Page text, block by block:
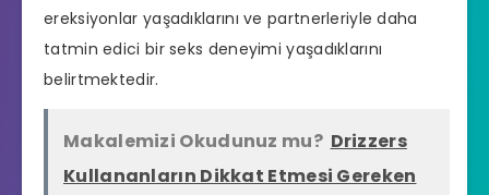
ereksiyonlar yaşadıklarını ve partnerleriyle daha
tatmin edici bir seks deneyimi yaşadıklarını
belirtmektedir.
Makalemizi Okudunuz mu? Drizzers
Kullananların Dikkat Etmesi Gereken